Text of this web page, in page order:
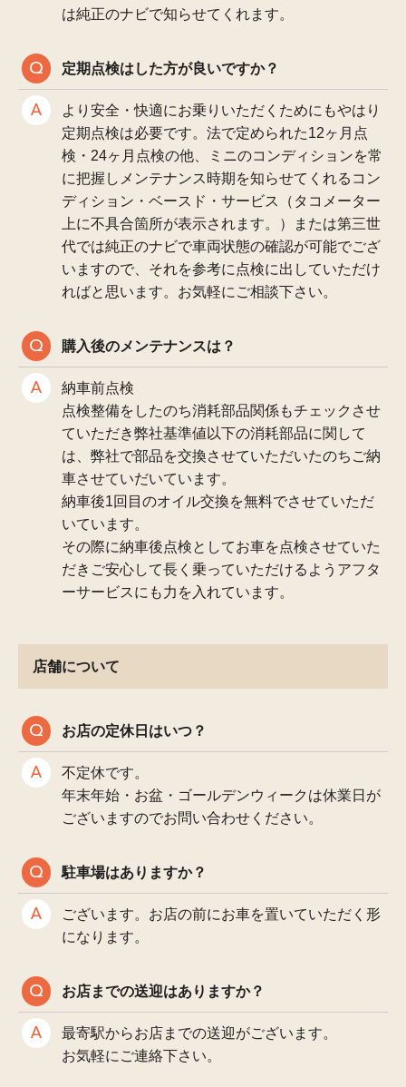
は純正のナビで知らせてくれます。
定期点検はした方が良いですか？
より安全・快適にお乗りいただくためにもやはり
定期点検は必要です。法で定められた12ヶ月点
検・24ヶ月点検の他、ミニのコンディションを常
に把握しメンテナンス時期を知らせてくれるコン
ディション・ベースド・サービス（タコメーター
上に不具合箇所が表示されます。）または第三世
代では純正のナビで車両状態の確認が可能でござ
いますので、それを参考に点検に出していただけ
ればと思います。お気軽にご相談下さい。
購入後のメンテナンスは？
納車前点検
点検整備をしたのち消耗部品関係もチェックさせ
ていただき弊社基準値以下の消耗部品に関して
は、弊社で部品を交換させていただいたのちご納
車させていだいています。
納車後1回目のオイル交換を無料でさせていただ
いています。
その際に納車後点検としてお車を点検させていた
だきご安心して長く乗っていただけるようアフタ
ーサービスにも力を入れています。
店舗について
お店の定休日はいつ？
不定休です。
年末年始・お盆・ゴールデンウィークは休業日が
ございますのでお問い合わせください。
駐車場はありますか？
ございます。お店の前にお車を置いていただく形
になります。
お店までの送迎はありますか？
最寄駅からお店までの送迎がございます。
お気軽にご連絡下さい。